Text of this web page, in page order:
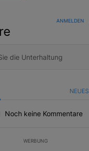
ANMELDEN
Noch keine Kommentare
WERBUNG